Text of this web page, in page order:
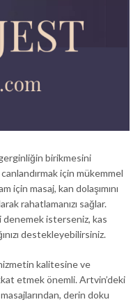
birikmesini
için mükemmel
için masaj, kan dolaşımını
rahatlamanızı sağlar.
denemek isterseniz, kas
destekleyebilirsiniz.
kalitesine ve
etmek önemli. Artvin’deki
derin doku